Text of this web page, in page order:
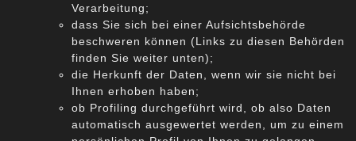
Verarbeitung;
dass Sie sich bei einer Aufsichtsbehörde
beschweren können (Links zu diesen Behörden
finden Sie weiter unten);
die Herkunft der Daten, wenn wir sie nicht bei
Ihnen erhoben haben;
ob Profiling durchgeführt wird, ob also Daten
automatisch ausgewertet werden, um zu einem